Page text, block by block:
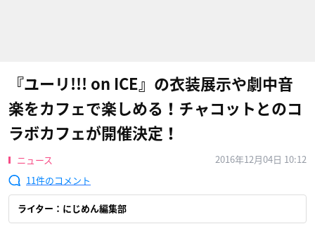
『ユーリ!!! on ICE』の衣装展示や劇中音
楽をカフェで楽しめる！チャコットとのコ
ラボカフェが開催決定！
ニュース
2016年12月04日 10:12
11
ライター：にじめん編集部